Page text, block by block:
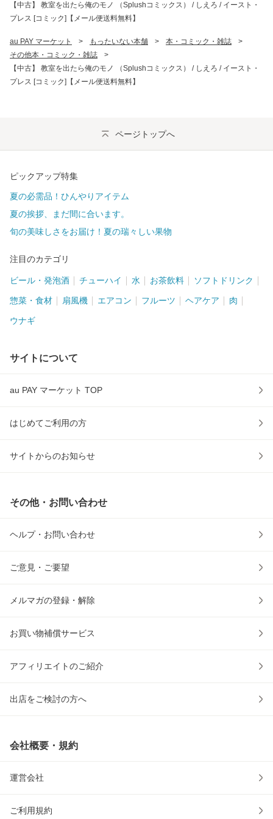
【中古】 教室を出たら俺のモノ （Splushコミックス） / しえろ / イースト・
プレス [コミック]【メール便送料無料】
au PAY マーケット > もったいない本舗 > 本・コミック・雑誌
>
その他本・コミック・雑誌
>
【中古】 教室を出たら俺のモノ （Splushコミックス） / しえろ / イースト・
プレス [コミック]【メール便送料無料】
ページトップへ
ピックアップ特集
夏の必需品！ひんやりアイテム
夏の挨拶、まだ間に合います。
旬の美味しさをお届け！夏の瑞々しい果物
注目のカテゴリ
ビール・発泡酒 チューハイ 水 お茶飲料 ソフトドリンク
惣菜・食材 扇風機 エアコン フルーツ ヘアケア 肉
ウナギ
サイトについて
au PAY マーケット TOP
はじめてご利用の方
サイトからのお知らせ
その他・お問い合わせ
ヘルプ・お問い合わせ
ご意見・ご要望
メルマガの登録・解除
お買い物補償サービス
アフィリエイトのご紹介
出店をご検討の方へ
会社概要・規約
運営会社
ご利用規約